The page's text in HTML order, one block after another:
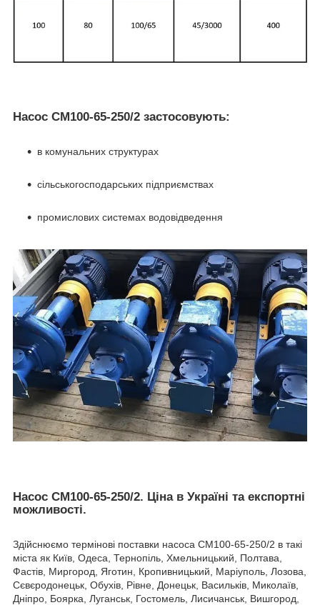
Насос СМ100-65-250/2 застосовують:
в комунальних структурах
сільськогосподарських підприємствах
промислових системах водовідведення
Насос СМ100-65-250/2. Ціна в Україні та експортні
можливості.
Здійснюємо термінові поставки насоса СМ100-65-250/2 в такі
міста як Київ, Одеса, Тернопіль, Хмельницький, Полтава,
Фастів, Миргород, Яготин, Кропивницький, Маріуполь, Лозова,
Сєвєродонецьк, Обухів, Рівне, Донецьк, Васильків, Миколаїв,
Дніпро, Боярка, Луганськ, Гостомель, Лисичанськ, Вишгород,